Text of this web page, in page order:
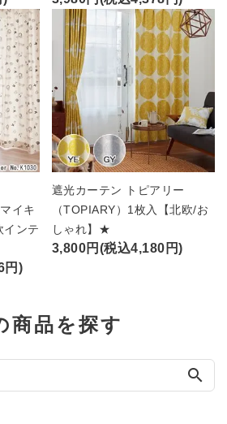
イキ
インテ
円)
遮光カーテン トピアリー
（TOPIARY）1枚入【北欧/お
しゃれ】★
3,800円(税込4,180円)
商品を探す
search